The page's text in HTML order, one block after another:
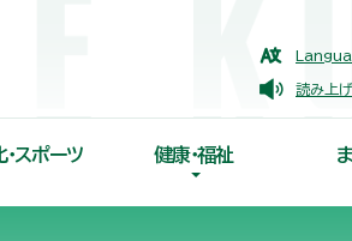
読み上げ
スポーツ 健康・福祉